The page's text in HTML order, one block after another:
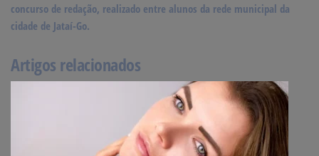
concurso de redação, realizado entre alunos da rede municipal da
cidade de Jataí-Go.
Artigos relacionados